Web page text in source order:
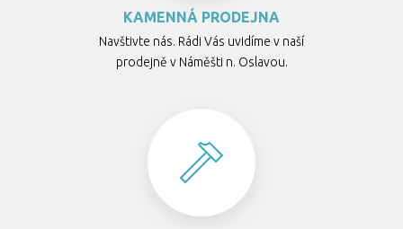
KAMENNÁ PRODEJNA
Navštivte nás. Rádi Vás uvidíme v naší
prodejně v Náměšti n. Oslavou.